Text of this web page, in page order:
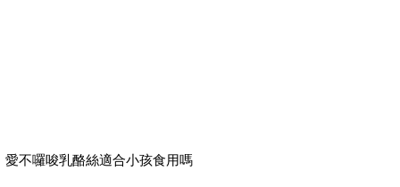
愛不囉唆乳酪絲適合小孩食用嗎